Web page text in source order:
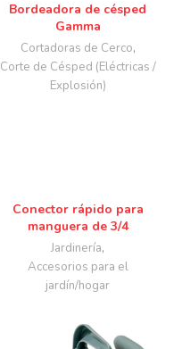
Bordeadora de césped
Gamma
Cortadoras de Cerco,
Corte de Césped (Eléctricas /
Explosión)
Conector rápido para
manguera de 3/4
Jardinería,
Accesorios para el
jardín/hogar